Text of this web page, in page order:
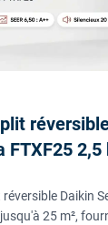
FTXF25 2,5
Daikin
25 m²,